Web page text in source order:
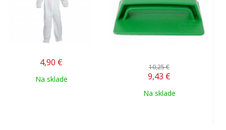
4,90 €
Na sklade
10,25 €
9,43 €
Na sklade